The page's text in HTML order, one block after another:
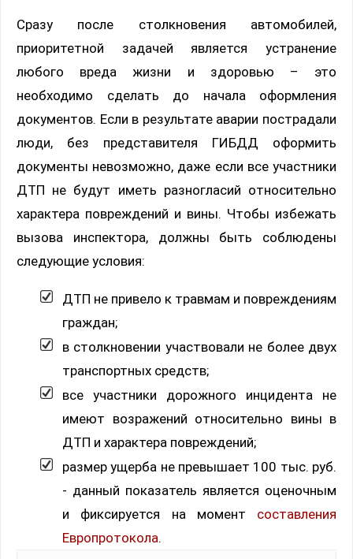
Сразу после столкновения автомобилей,
приоритетной задачей является устранение
любого вреда жизни и здоровью – это
необходимо сделать до начала оформления
документов. Если в результате аварии пострадали
люди, без представителя ГИБДД оформить
документы невозможно, даже если все участники
ДТП не будут иметь разногласий относительно
характера повреждений и вины. Чтобы избежать
вызова инспектора, должны быть соблюдены
следующие условия:
ДТП не привело к травмам и повреждениям
граждан;
в столкновении участвовали не более двух
транспортных средств;
все участники дорожного инцидента не
имеют возражений относительно вины в
ДТП и характера повреждений;
размер ущерба не превышает 100 тыс. руб.
- данный показатель является оценочным
и фиксируется на момент составления
Европротокола.